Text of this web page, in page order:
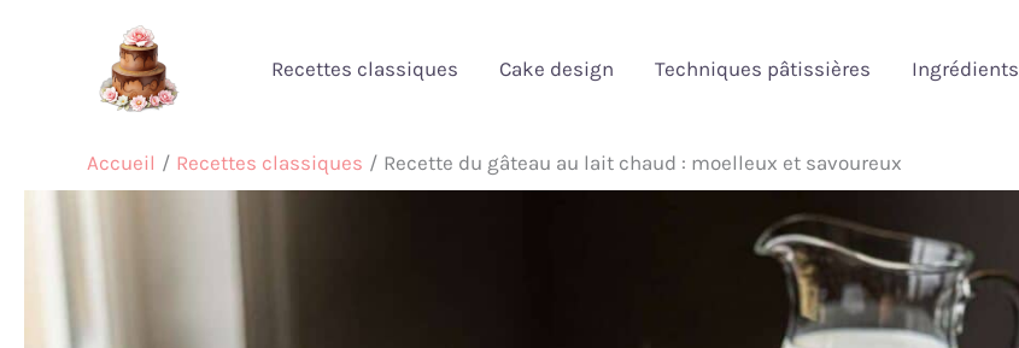
Recettes classiques Cake design Techniques pâtissières Ingrédients
Accueil Recettes classiques Recette du gâteau au lait chaud : moelleux et savoureux